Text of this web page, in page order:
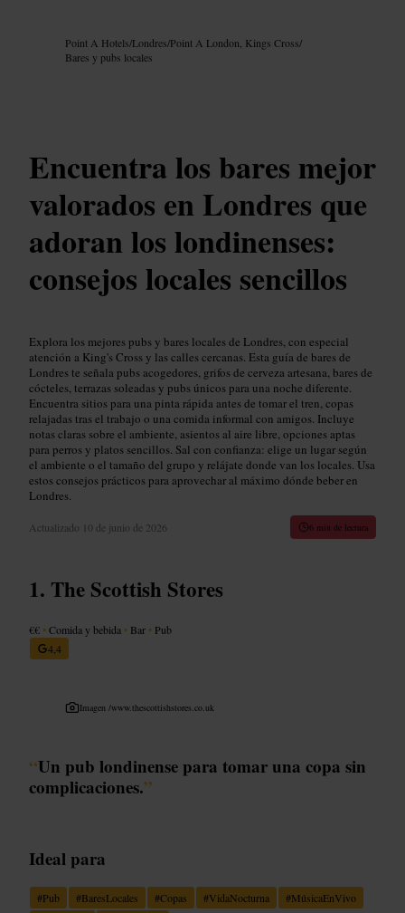
Point A Hotels/Londres/Point A London, Kings Cross/
Bares y pubs locales
Encuentra los bares mejor
valorados en Londres que
adoran los londinenses:
consejos locales sencillos
Explora los mejores pubs y bares locales de Londres, con especial
atención a King's Cross y las calles cercanas. Esta guía de bares de
Londres te señala pubs acogedores, grifos de cerveza artesana, bares de
cócteles, terrazas soleadas y pubs únicos para una noche diferente.
Encuentra sitios para una pinta rápida antes de tomar el tren, copas
relajadas tras el trabajo o una comida informal con amigos. Incluye
notas claras sobre el ambiente, asientos al aire libre, opciones aptas
para perros y platos sencillos. Sal con confianza: elige un lugar según
el ambiente o el tamaño del grupo y relájate donde van los locales. Usa
estos consejos prácticos para aprovechar al máximo dónde beber en
Londres.
Actualizado 10 de junio de 2026 6 min de lectura
The Scottish Stores
€€ •Comida y bebida • Bar • Pub
4,4
Imagen /www.thescottishstores.co.uk
“Un pub londinense para tomar una copa sin
complicaciones.”
Ideal para
#Pub #BaresLocales #Copas #VidaNocturna #MúsicaEnVivo